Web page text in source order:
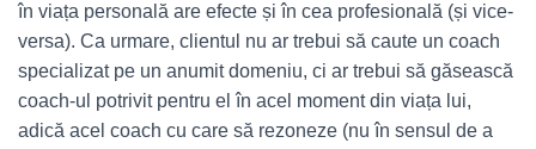
în viața personală are efecte și în cea profesională (și vice-
versa). Ca urmare, clientul nu ar trebui să caute un coach
specializat pe un anumit domeniu, ci ar trebui să găsească
coach-ul potrivit pentru el în acel moment din viața lui,
adică acel coach cu care să rezoneze (nu în sensul de a